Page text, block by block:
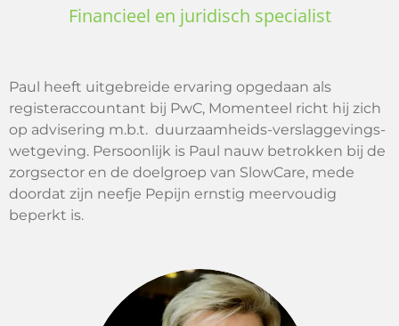
Financieel en juridisch specialist
Paul heeft uitgebreide ervaring opgedaan als
registeraccountant bij PwC, Momenteel richt hij zich
op advisering m.b.t. duurzaamheids-verslaggevings-
wetgeving. Persoonlijk is Paul nauw betrokken bij de
zorgsector en de doelgroep van SlowCare, mede
doordat zijn neefje Pepijn ernstig meervoudig
beperkt is.